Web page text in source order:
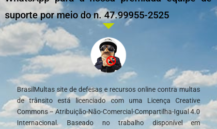
suporte por meio do n. 47.99955-2525
BrasilMultas site de defesas e recursos online contra multas
de trânsito está licenciado com uma Licença Creative
Commons – Atribuição-Não-Comercial-Compartilha-Igual 4.0
Internacional. Baseado no trabalho disponível em